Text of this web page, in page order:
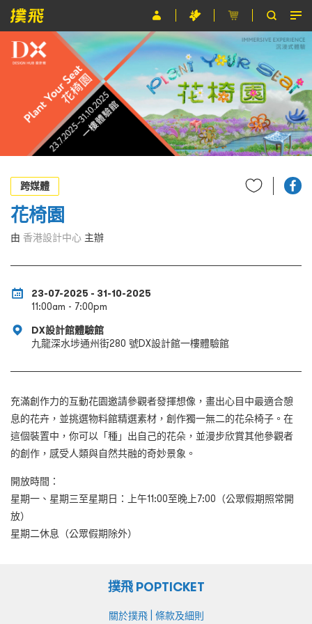
節目
關於撲飛
條款及細則
EN
跨媒體
花椅園
由 香港設計中心 主辦
23-07-2025 - 31-10-2025
11:00am - 7:00pm
DX設計館體驗館
九龍深水埗通州街280 號DX設計館一樓體驗館
充滿創作力的互動花園邀請參觀者發揮想像，畫出心目中最適合憩
息的花卉，並挑選物料館精選素材，創作獨一無二的花朵椅子。在
這個裝置中，你可以「種」出自己的花朵，並漫步欣賞其他參觀者
的創作，感受人類與自然共融的奇妙景象。
開放時間：
星期一、星期三至星期日：上午11:00至晚上7:00（公眾假期照常開
放）
星期二休息（公眾假期除外）
撲飛 POPTICKET
關於撲飛| 條款及細則